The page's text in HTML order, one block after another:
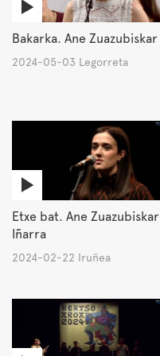
Bakarka. Ane Zuazubiskar
2024-05-03 Legorreta
Etxe bat. Ane Zuazubiskar
Iñarra
2024-02-22 Iruñea